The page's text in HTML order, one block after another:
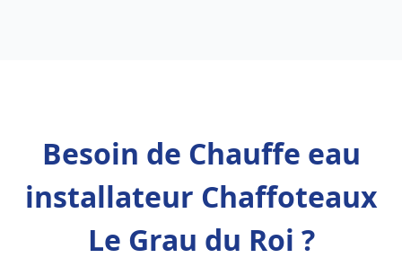
Besoin de Chauffe eau
installateur Chaffoteaux
Le Grau du Roi ?